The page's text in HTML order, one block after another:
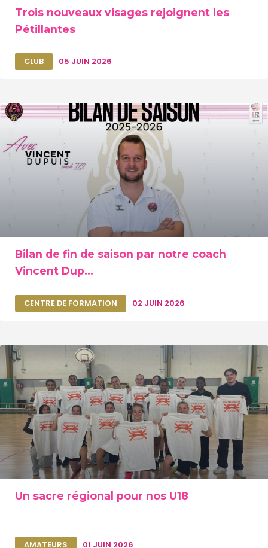
Trois nouveaux visages rejoignent les
Pétillantes
CLUB 05 JUIN 2026
Bilan de fin de saison par notre coach
Vincent Dup...
CENTRE DE FORMATION 02 JUIN 2026
Un sacre régional pour nos U18
AMATEURS 01 JUIN 2026